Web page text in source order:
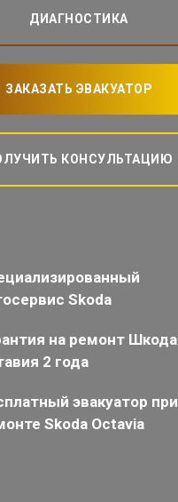
ДИАГНОСТИКА
ЗАКАЗАТЬ ЭВАКУАТОР
КОНСУЛЬТАЦИЮ
Skoda
на ремонт Шкода
2 года
эвакуатор при
Skoda Octavia